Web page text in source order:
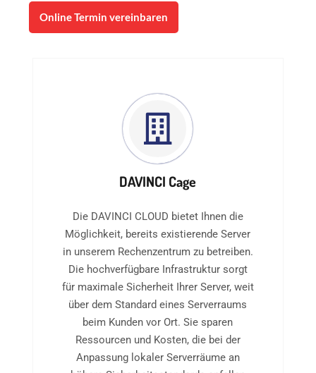
Online Termin vereinbaren
DAVINCI Cage
Die DAVINCI CLOUD bietet Ihnen die
Möglichkeit, bereits existierende Server
in unserem Rechenzentrum zu betreiben.
Die hochverfügbare Infrastruktur sorgt
für maximale Sicherheit Ihrer Server, weit
über dem Standard eines Serverraums
beim Kunden vor Ort. Sie sparen
Ressourcen und Kosten, die bei der
Anpassung lokaler Serverräume an